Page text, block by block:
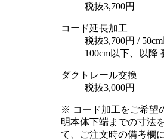
税抜3,700円
コード延長加工
税抜3,700円 /
100cm以下、以降
ダクトレール交換
税抜3,000円
※ コード加工をご希望
明本体下端までの寸法
て、ご注文時の備考欄